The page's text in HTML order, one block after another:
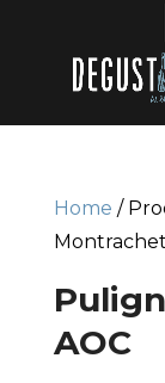
Home /
AOC